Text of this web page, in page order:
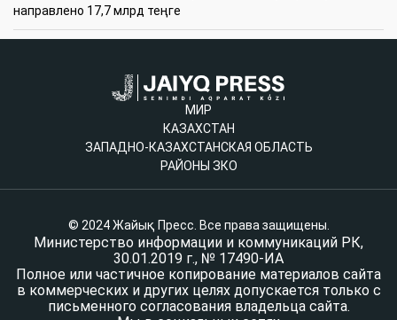
направлено 17,7 млрд теңге
МИР
КАЗАХСТАН
ЗАПАДНО-КАЗАХСТАНСКАЯ ОБЛАСТЬ
РАЙОНЫ ЗКО
© 2024 Жайық Пресс. Все права защищены.
Министерство информации и коммуникаций РК,
30.01.2019 г., № 17490-ИА
Полное или частичное копирование материалов сайта
в коммерческих и других целях допускается только с
письменного согласования владельца сайта.